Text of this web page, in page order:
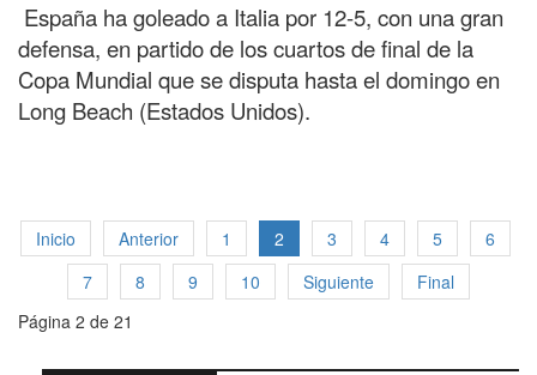
España ha goleado a Italia por 12-5, con una gran
defensa, en partido de los cuartos de final de la
Copa Mundial que se disputa hasta el domingo en
Long Beach (Estados Unidos).
Inicio Anterior 1 2 3 4 5
6
7
8 9 10 Siguiente
Final
Página 2 de 21